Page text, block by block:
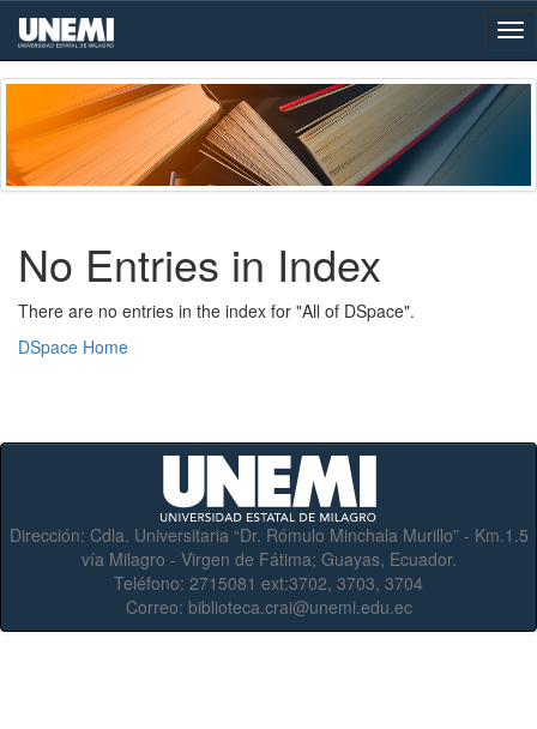
Skip
navigation
No Entries in Index
There are no entries in the index for "All of DSpace".
DSpace Home
Dirección: Cdla. Universitaria “Dr. Rómulo Minchala Murillo” - Km.1.5
vía Milagro - Virgen de Fátima; Guayas, Ecuador.
Teléfono: 2715081 ext:3702, 3703, 3704
Correo: biblioteca.crai@unemi.edu.ec